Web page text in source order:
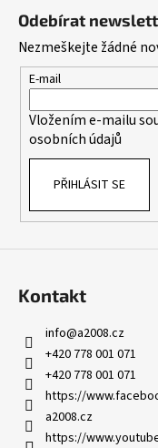
Odebírat
Nezmeškejte žádné
E-mail
Vložením e-mailu
osobních údajů
PŘIHLÁSIT SE
Kontakt
info@a2008.cz
+420 778 001 071
+420 778 001 071
https://
a2008.cz
https://